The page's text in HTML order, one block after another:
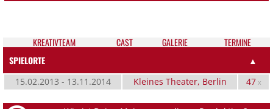
KREATIV­TEAM CAST GALE­RIE
TER­MI­NE
SPIELORTE
▲
15.02.2013 - 13.11.2014 Kleines Theater, Berlin 47 x